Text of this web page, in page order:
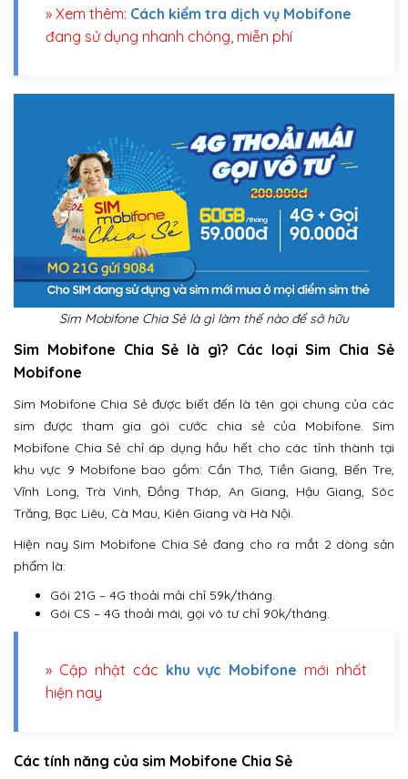
» Xem thêm: Cách kiểm tra dịch vụ Mobifone
đang sử dụng nhanh chóng, miễn phí
Sim Mobifone Chia Sẻ là gì làm thế nào để sở hữu​
Sim Mobifone Chia Sẻ là gì? Các loại Sim Chia Sẻ
Mobifone
Sim Mobifone Chia Sẻ được biết đến là tên gọi chung của các
sim được tham gia gói cước chia sẻ của Mobifone. Sim
Mobifone Chia Sẻ chỉ áp dụng hầu hết cho các tỉnh thành tại
khu vực 9 Mobifone bao gồm: Cần Thơ, Tiền Giang, Bến Tre,
Vĩnh Long, Trà Vinh, Đồng Tháp, An Giang, Hậu Giang, Sóc
Trăng, Bạc Liêu, Cà Mau, Kiên Giang và Hà Nội.
Hiện nay Sim Mobifone Chia Sẻ đang cho ra mắt 2 dòng sản
phẩm là:
Gói 21G – 4G thoải mải chỉ 59k/tháng.
Gói CS – 4G thoải mái, gọi vô tư chỉ 90k/tháng.
» Cập nhật các khu vực Mobifone mới nhất
hiện nay
Các tính năng của sim Mobifone Chia Sẻ